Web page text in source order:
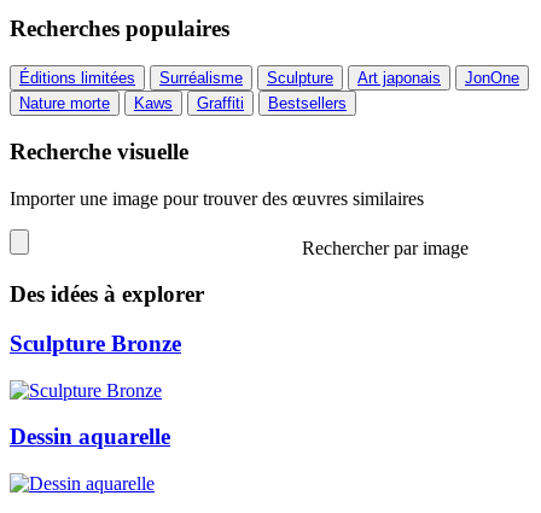
Recherches populaires
Éditions limitées Surréalisme Sculpture Art japonais
JonOne
Nature morte
Kaws Graffiti Bestsellers
Recherche visuelle
Importer une image pour trouver des œuvres similaires
Rechercher par image
Des idées à explorer
Sculpture Bronze
Dessin aquarelle